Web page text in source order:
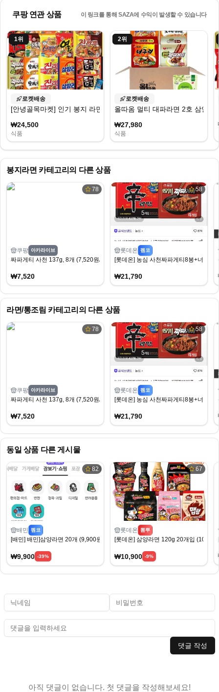
쿠팡 연관 상품 이 링크를 통해 SAZA에 수익이 발생할 수 있습니다
1위
로켓배송
[안녕골목마켓] 인기 봉지 라면 낱개 10종 20봉입 신라면2 진라면
₩24,500
식품
2위
로켓배송
올따옴 멀티 대파라면 2호 삼안
₩27,980
식품
봉지라면 카테고리의 다른 상품
78
쿠팡 아카라이브
짜파게티 사천 137g, 8개 (7,520원/무료)
₩7,520
58
롯데온 펨코
[롯데온] 농심 사천짜파게티8봉+너구
₩21,790
라면/통조림 카테고리의 다른 상품
78
쿠팡 아카라이브
짜파게티 사천 137g, 8개 (7,520원/무료)
₩7,520
58
롯데온 펨코
[롯데온] 농심 사천짜파게티8봉+너구
₩21,790
동일 상품 다른 게시물
82
배민 펨코
[배민] 배민]삼양라면 20개 (9,900원) (0원)
₩9,900 -39%
67
롯데온 뽐뿌
[롯데온] 삼양라면 120g 20개입 (10,900
₩10,900 -9%
댓글 작성
아직 댓글이 없습니다. 첫 댓글을 작성해보세요!